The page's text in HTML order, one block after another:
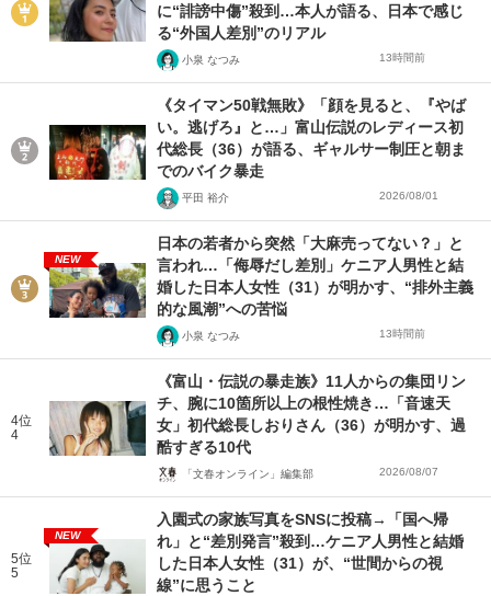
に“誹謗中傷”殺到…本人が語る、日本で感じ
る“外国人差別”のリアル
小泉 なつみ 13時間前
《タイマン50戦無敗》「顔を見ると、『やば
い。逃げろ』と…」富山伝説のレディース初
代総長（36）が語る、ギャルサー制圧と朝ま
でのバイク暴走
平田 裕介 2026/08/01
NEW
日本の若者から突然「大麻売ってない？」と
言われ…「侮辱だし差別」ケニア人男性と結
婚した日本人女性（31）が明かす、“排外主義
的な風潮”への苦悩
小泉 なつみ 13時間前
4位
4
《富山・伝説の暴走族》11人からの集団リン
チ、腕に10箇所以上の根性焼き…「音速天
女」初代総長しおりさん（36）が明かす、過
酷すぎる10代
「文春オンライン」編集部 2026/08/07
5位
5
NEW
入園式の家族写真をSNSに投稿→「国へ帰
れ」と“差別発言”殺到…ケニア人男性と結婚
した日本人女性（31）が、“世間からの視
線”に思うこと